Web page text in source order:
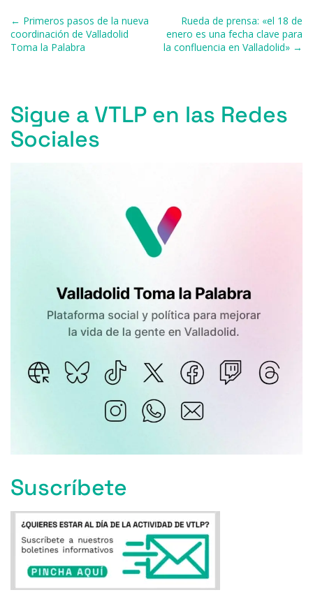
o
o
k
y
s
p
a
m
ti
r
Navegación de entradas
← Primeros pasos de la nueva
coordinación de Valladolid
Toma la Palabra
Rueda de prensa: «el 18 de
enero es una fecha clave para
la confluencia en Valladolid» →
Sigue a VTLP en las Redes
Sociales
Suscríbete